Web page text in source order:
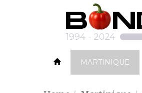
MARTINIQUE